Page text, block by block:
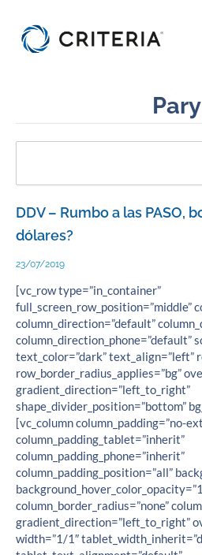
contenido
Pary
DDV – Rumbo a las PASO,
dólares?
23/07/2019
[vc_row type=”in_container”
full_screen_row_position=”middle”
column_direction=”default”
column_direction_phone=”default”
text_color=”dark” text_align=”left”
row_border_radius_applies=”bg”
gradient_direction=”left_to_right”
shape_divider_position=”bottom”
[vc_column column_padding=”no-
column_padding_tablet=”inherit”
column_padding_phone=”inherit”
column_padding_position=”all”
column_border_radius=”none”
gradient_direction=”left_to_right”
width=”1/1″